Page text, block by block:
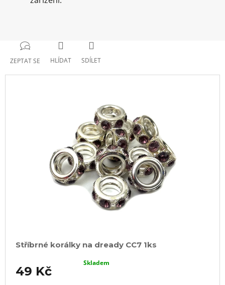
ZEPTAT SE HLÍDAT SDÍLET
Stříbrné korálky na dready CC7 1ks
49 Kč
Skladem